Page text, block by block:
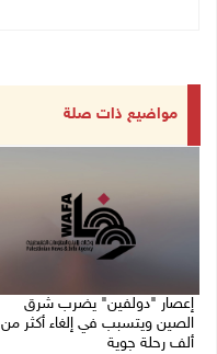
مواضيع ذات صلة
إعصار "دولفين" يضرب شرق
الصين ويتسبب في إلغاء أكثر من
ألف رحلة جوية